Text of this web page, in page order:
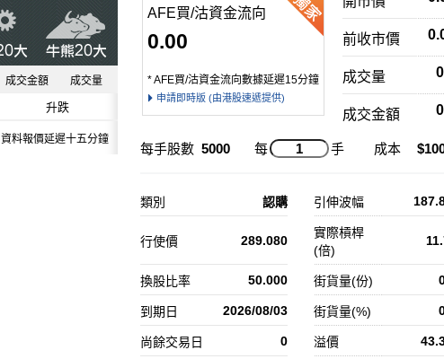
成交金額 成交量
升跌
資料報價延遲十五分鐘
AFE買/沽資金流向
0.00
* AFE買/沽資金流向數據延遲15分鐘
申請即時版 (由港股速遞提供)
前收市價
成交量
成交金額
每手股數 5000 每 手 成本
類別 認購 引伸波幅
行使價 289.080
實際槓桿
(倍)
換股比率 50.000 街貨量(份)
到期日 2026/08/03 街貨量(%)
尚餘交易日 0 溢價